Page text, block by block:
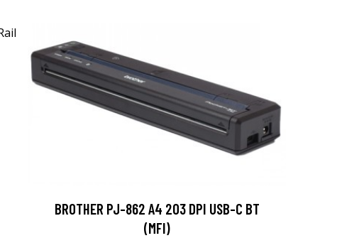
BROTHER PJ-862 A4 203 DPI USB-C BT
(MFI)